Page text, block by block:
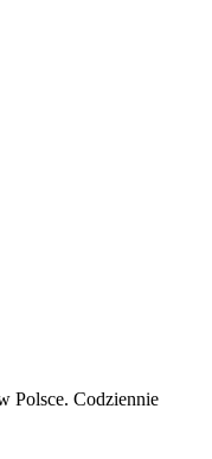
Polsce. Codziennie